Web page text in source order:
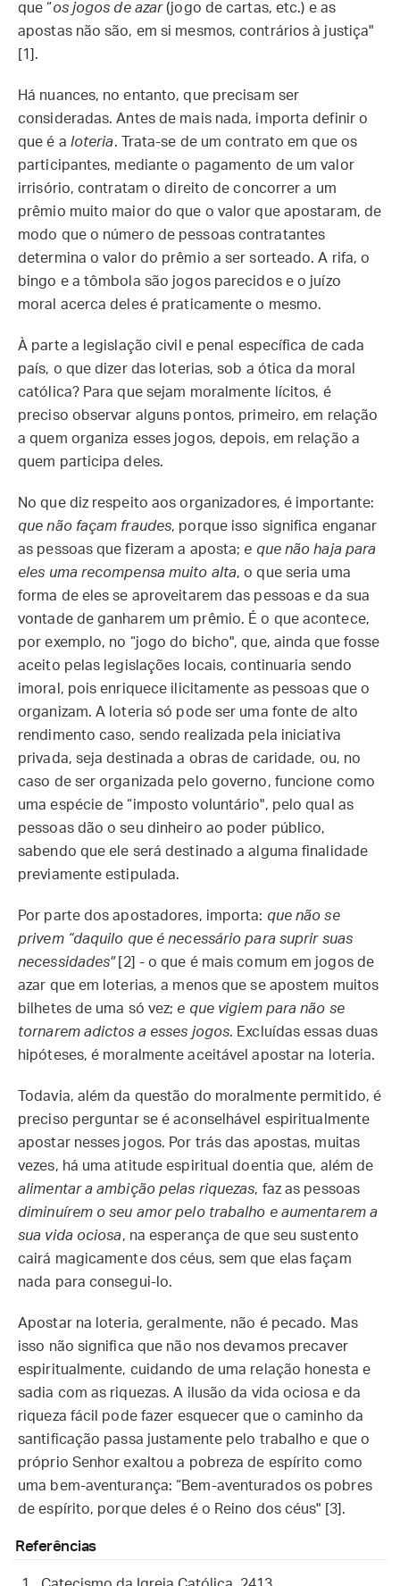
que “os jogos de azar(jogo de cartas, etc.) e as
apostas não são, em si mesmos, contrários à justiça"
[1].
Há nuances, no entanto, que precisam ser
consideradas. Antes de mais nada, importa definir o
que é a loteria. Trata-se de um contrato em que os
participantes, mediante o pagamento de um valor
irrisório, contratam o direito de concorrer a um
prêmio muito maior do que o valor que apostaram, de
modo que o número de pessoas contratantes
determina o valor do prêmio a ser sorteado. A rifa, o
bingo e a tômbola são jogos parecidos e o juízo
moral acerca deles é praticamente o mesmo.
À parte a legislação civil e penal específica de cada
país, o que dizer das loterias, sob a ótica da moral
católica? Para que sejam moralmente lícitos, é
preciso observar alguns pontos, primeiro, em relação
a quem organiza esses jogos, depois, em relação a
quem participa deles.
No que diz respeito aos organizadores, é importante:
que não façam fraudes, porque isso significa enganar
as pessoas que fizeram a aposta; e que não haja para
eles uma recompensa muito alta, o que seria uma
forma de eles se aproveitarem das pessoas e da sua
vontade de ganharem um prêmio. É o que acontece,
por exemplo, no “jogo do bicho", que, ainda que fosse
aceito pelas legislações locais, continuaria sendo
imoral, pois enriquece ilicitamente as pessoas que o
organizam. A loteria só pode ser uma fonte de alto
rendimento caso, sendo realizada pela iniciativa
privada, seja destinada a obras de caridade, ou, no
caso de ser organizada pelo governo, funcione como
uma espécie de “imposto voluntário", pelo qual as
pessoas dão o seu dinheiro ao poder público,
sabendo que ele será destinado a alguma finalidade
previamente estipulada.
Por parte dos apostadores, importa: que não se
privem “daquilo que é necessário para suprir suas
necessidades"[2] - o que é mais comum em jogos de
azar que em loterias, a menos que se apostem muitos
bilhetes de uma só vez; e que vigiem para não se
tornarem adictos a esses jogos. Excluídas essas duas
hipóteses, é moralmente aceitável apostar na loteria.
Todavia, além da questão do moralmente permitido, é
preciso perguntar se é aconselhável espiritualmente
apostar nesses jogos. Por trás das apostas, muitas
vezes, há uma atitude espiritual doentia que, além de
alimentar a ambição pelas riquezas, faz as pessoas
diminuírem o seu amor pelo trabalho e aumentarem a
sua vida ociosa, na esperança de que seu sustento
cairá magicamente dos céus, sem que elas façam
nada para consegui-lo.
Apostar na loteria, geralmente, não é pecado. Mas
isso não significa que não nos devamos precaver
espiritualmente, cuidando de uma relação honesta e
sadia com as riquezas. A ilusão da vida ociosa e da
riqueza fácil pode fazer esquecer que o caminho da
santificação passa justamente pelo trabalho e que o
próprio Senhor exaltou a pobreza de espírito como
uma bem-aventurança: “Bem-aventurados os pobres
de espírito, porque deles é o Reino dos céus" [3].
Referências